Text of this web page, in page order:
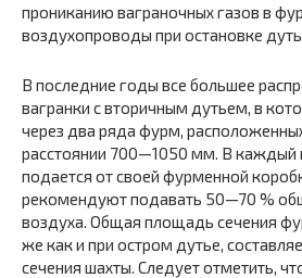
прониканию ваграночных газов в
воздухопроводы при остановке
В последние годы все большее
вагранки с вторичным дутьем, в
через два ряда фурм,
расстоянии 700—1050 мм. В каждый
подается от своей фурменной
рекомендуют подавать 50—70 %
воздуха. Общая площадь сечения
же как и при остром дутье,
сечения шахты. Следует отметить,